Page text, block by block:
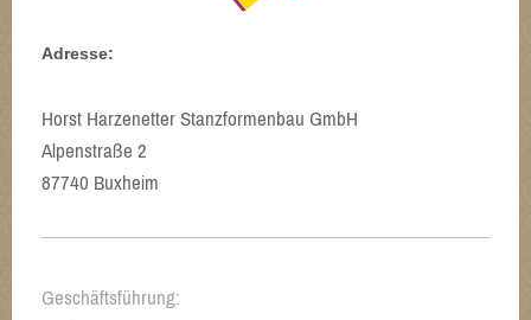
Adresse:
Horst Harzenetter Stanzformenbau GmbH
Alpenstraße 2
87740 Buxheim
Geschäftsführung: